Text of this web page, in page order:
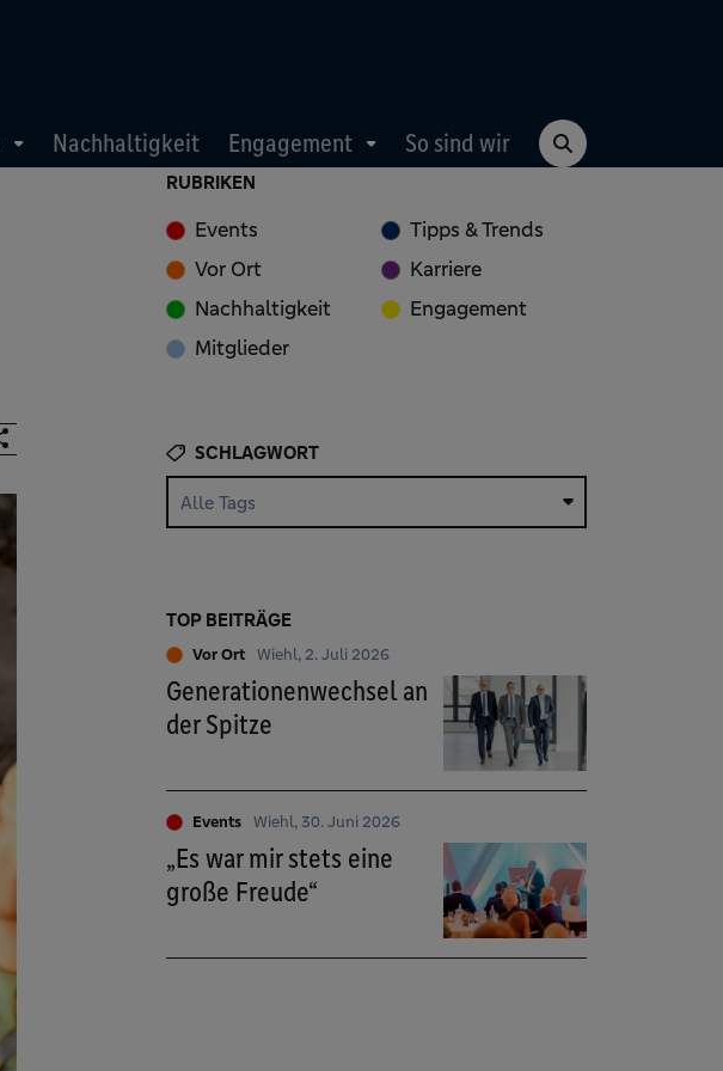
Nachhaltigkeit Engagement So sind wir
RUBRIKEN
Events
Tipps & Trends
Vor Ort
Karriere
Nachhaltigkeit
Engagement
Mitglieder
SCHLAGWORT
Alle Tags
TOP BEITRÄGE
Vor Ort Wiehl, 2. Juli 2026
Generationenwechsel an
der Spitze
Events Wiehl, 30. Juni 2026
„Es war mir stets eine
große Freude“